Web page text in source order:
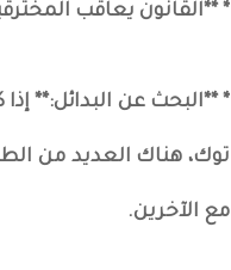
* **القانون يعاقب
* **البحث عن البدائل:**
توك، هناك العديد من
مع الآخرين.